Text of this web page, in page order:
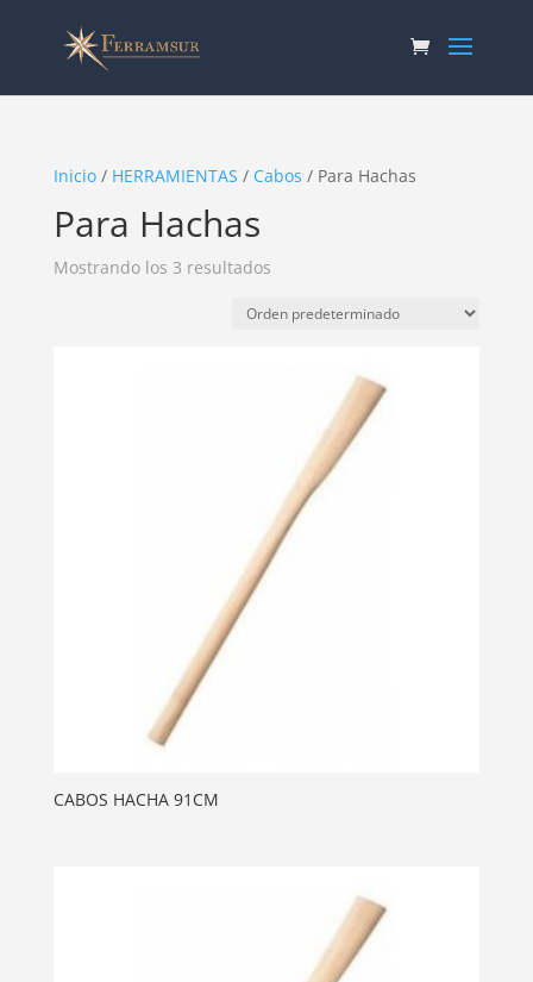
Inicio/ HERRAMIENTAS / Cabos / Para Hachas
Para Hachas
Mostrando los 3 resultados
CABOS HACHA 91CM